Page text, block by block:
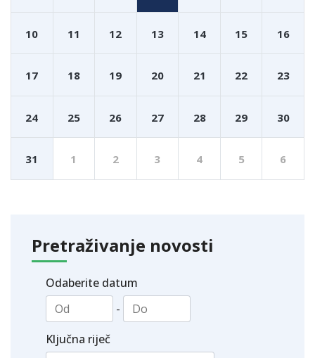
10 11 12 13 14 15 16
17 18 19 20 21 22 23
24 25 26 27 28 29 30
31 1 2 3 4 5 6
Pretraživanje novosti
Odaberite datum
-
Ključna riječ